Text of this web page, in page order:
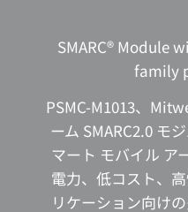
SMARC® Module
family
PSMC-M1013、
ーム SMARC2.0 モ
マート モバイル ア
電力、低コスト、
リケーション向け